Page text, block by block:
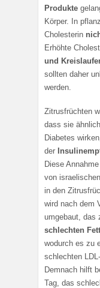
Produkte
Körper. In
Cholesterin
Erhöhte
und
sollten daher
werden.
Zitrusfrüchten
dass sie
Diabetes
der
Diese
von
in den
wird nach dem
umgebaut, das
schlechten
wodurch es zu
schlechten
Demnach hilft
Tag, das